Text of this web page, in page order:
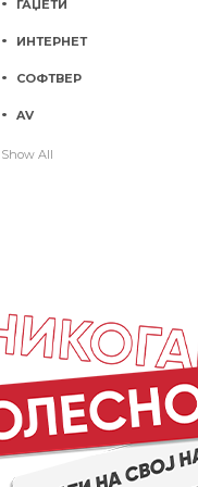
ГАЏЕТИ
ИНТЕРНЕТ
СОФТВЕР
AV
Show All